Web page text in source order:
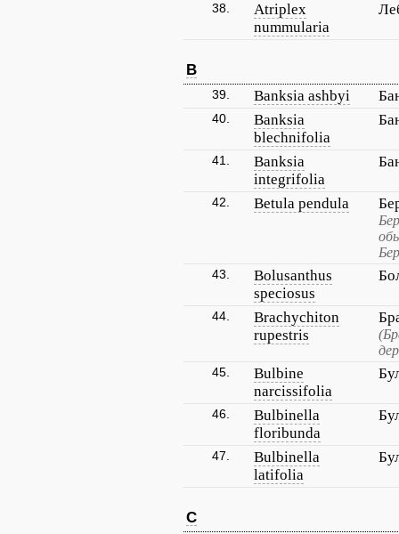
38.
Atriplex
nummularia
B
39. Banksia ashbyi
40.
Banksia
blechnifolia
41.
Banksia
integrifolia
42. Betula pendula
43.
Bolusanthus
speciosus
44.
Brachychiton
rupestris
45.
Bulbine
narcissifolia
46.
Bulbinella
floribunda
47.
Bulbinella
latifolia
C